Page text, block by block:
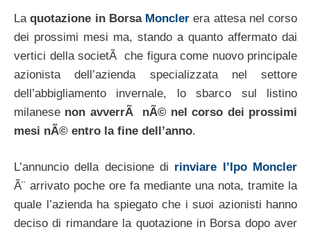
Laquotazione in Borsa Moncler era attesa nel corso
dei prossimi mesi ma, stando a quanto affermato dai
vertici della societÃ che figura come nuovo principale
azionista dell’azienda specializzata nel settore
dell’abbigliamento invernale, lo sbarco sul listino
milanese non avverrÃ nÃ© nel corso dei prossimi
mesi nÃ© entro la fine dell’anno.
L’annuncio della decisione di rinviare l’Ipo Moncler
Ã¨ arrivato poche ore fa mediante una nota, tramite la
quale l’azienda ha spiegato che i suoi azionisti hanno
deciso di rimandare la quotazione in Borsa dopo aver